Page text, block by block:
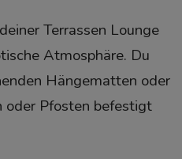
Terrassen Lounge
Atmosphäre. Du
Hängematten oder
oder Pfosten befestigt